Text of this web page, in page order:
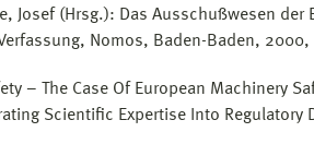
Josef (Hrsg.): Das Ausschußwesen der
Nomos, Baden-Baden, 2000,
– The Case Of European Machinery
Scientific Expertise Into Regulatory